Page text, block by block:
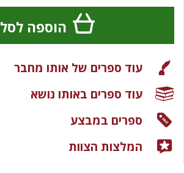
הוספה לסל
עוד ספרים של אותו מחבר
עוד ספרים באותו נושא
ספרים במבצע
המלצות הצוות